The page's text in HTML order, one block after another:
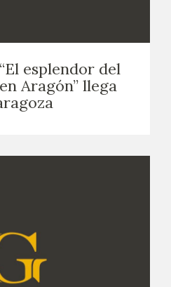
esplendor del
Aragón” llega